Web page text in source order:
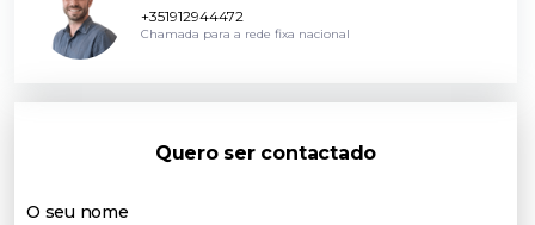
+351912944472
Chamada para a rede fixa nacional
Quero ser contactado
O seu nome